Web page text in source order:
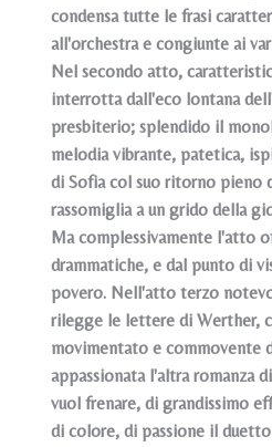
condensa tutte le frasi
all'orchestra e congiunte ai
Nel secondo atto,
interrotta dall'eco lontana
presbiterio; splendido il
melodia vibrante, patetica,
di Sofia col suo ritorno pieno
rassomiglia a un grido della
Ma complessivamente l'atto
drammatiche, e dal punto di
povero. Nell'atto terzo
rilegge le lettere di Werther,
movimentato e commovente
appassionata l'altra romanza
vuol frenare, di grandissimo
di colore, di passione il